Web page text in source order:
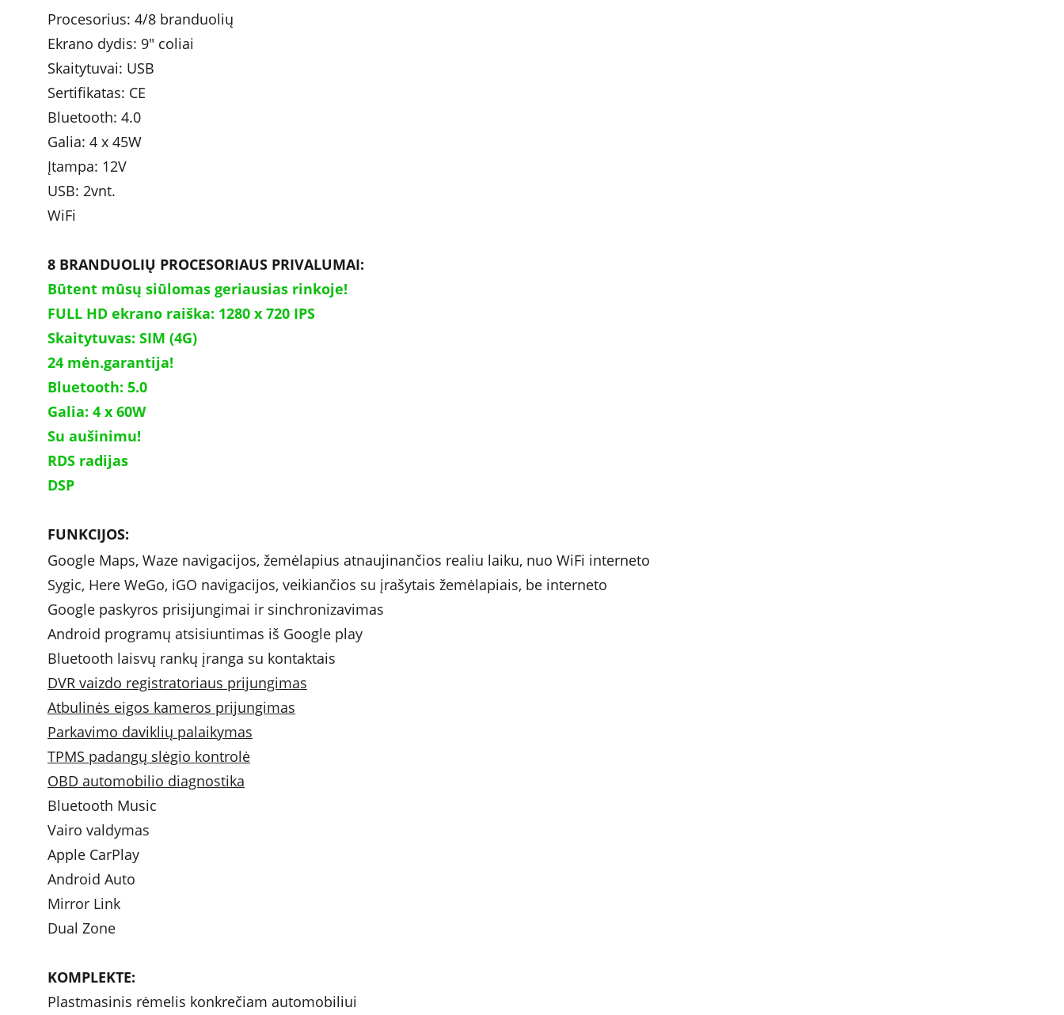
Procesorius: 4/8 branduolių
Ekrano dydis: 9" coliai
Skaitytuvai: USB
Sertifikatas: CE
Bluetooth: 4.0
Įtampa: 12V
USB: 2vnt.
WiFi
8 BRANDUOLIŲ PROCESORIAUS PRIVALUMAI:
Būtent mūsų siūlomas geriausias rinkoje!
FULL HD ekrano raiška: 1280 x 720 IPS
Skaitytuvas: SIM (4G)
24 mėn.garantija!
Bluetooth: 5.0
Su aušinimu!
RDS radijas
DSP
FUNKCIJOS:
Google Maps, Waze navigacijos, žemėlapius atnaujinančios realiu laiku, nuo WiFi interneto
Sygic, Here WeGo, iGO navigacijos, veikiančios su įrašytais žemėlapiais, be interneto
Google paskyros prisijungimai ir sinchronizavimas
Android programų atsisiuntimas iš Google play
Bluetooth laisvų rankų įranga su kontaktais
DVR vaizdo registratoriaus prijungimas
Atbulinės eigos kameros prijungimas
Parkavimo daviklių palaikymas
TPMS padangų slėgio kontrolė
OBD automobilio diagnostika
Bluetooth Music
Vairo valdymas
Apple CarPlay
Android Auto
Mirror Link
Dual Zone
KOMPLEKTE:
Plastmasinis rėmelis konkrečiam automobiliui